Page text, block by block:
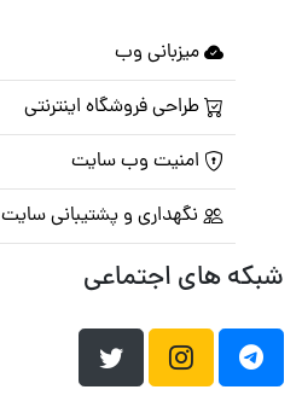
میزبانی وب
طراحی فروشگاه اینترنتی
امنیت وب سایت
نگهداری و پشتیبانی سایت
شبکه های اجتماعی